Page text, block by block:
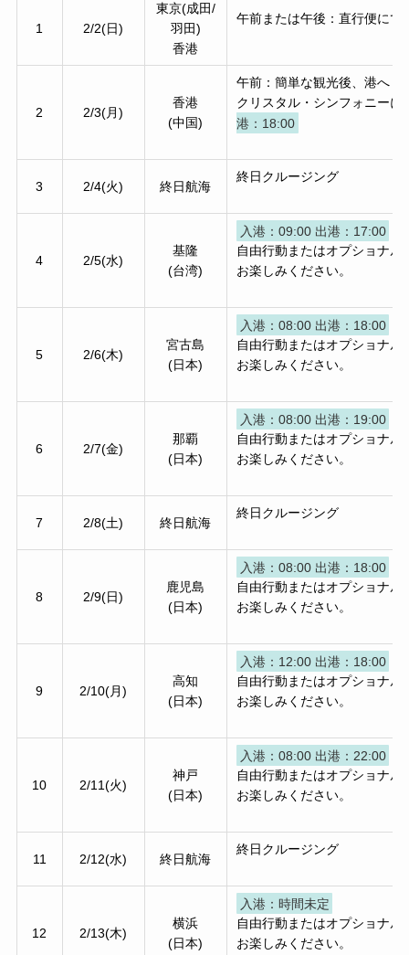
1 2/2(日)
東京(成田/
羽田)
香港
午前または午後：直行便にて
2 2/3(月)
香港
(中国)
午前：簡単な観光後、港へ
クリスタル・シンフォニー
港：18:00
3 2/4(火) 終日航海
終日クルージング
4 2/5(水)
基隆
(台湾)
入港：09:00 出港：17:00
自由行動またはオプショナル
お楽しみください。
5 2/6(木)
宮古島
(日本)
入港：08:00 出港：18:00
自由行動またはオプショナル
お楽しみください。
6 2/7(金)
那覇
(日本)
入港：08:00 出港：19:00
自由行動またはオプショナル
お楽しみください。
7 2/8(土) 終日航海
終日クルージング
8 2/9(日)
鹿児島
(日本)
入港：08:00 出港：18:00
自由行動またはオプショナル
お楽しみください。
9 2/10(月)
高知
(日本)
入港：12:00 出港：18:00
自由行動またはオプショナル
お楽しみください。
10 2/11(火)
神戸
(日本)
入港：08:00 出港：22:00
自由行動またはオプショナル
お楽しみください。
11 2/12(水) 終日航海
終日クルージング
12 2/13(木)
横浜
(日本)
入港：時間未定
自由行動またはオプショナル
お楽しみください。